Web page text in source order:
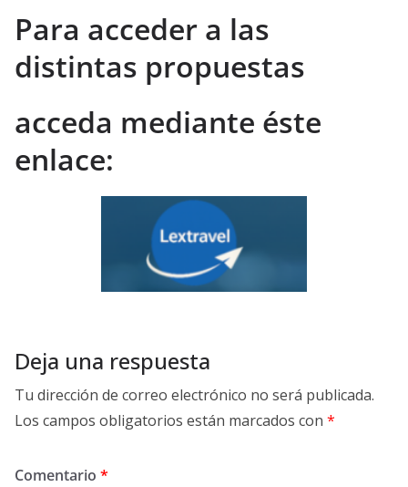
Para acceder a las
distintas propuestas
acceda mediante éste
enlace:
Deja una respuesta
Tu dirección de correo electrónico no será publicada.
Los campos obligatorios están marcados con *
Comentario *